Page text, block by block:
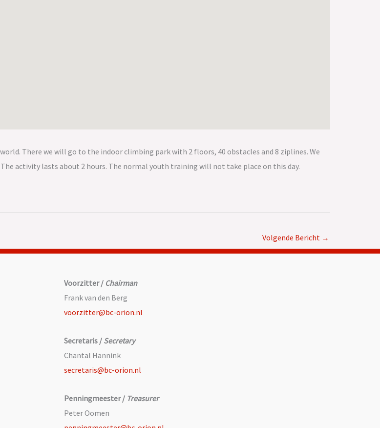
There we will go to the indoor climbing park with 2 floors, 40 obstacles and 8 ziplines. We
activity lasts about 2 hours. The normal youth training will not take place on this day.
Volgende Bericht →
Voorzitter / Chairman
Frank van den Berg
voorzitter@bc-orion.nl
Secretaris / Secretary
Chantal Hannink
secretaris@bc-orion.nl
Penningmeester / Treasurer
Peter Oomen